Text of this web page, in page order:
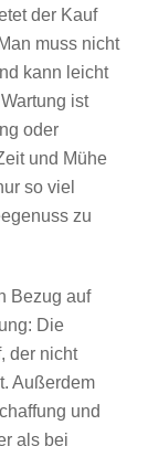
der Kauf
muss nicht
kann leicht
ist
oder
und Mühe
so viel
zu
Bezug auf
Die
der nicht
Außerdem
und
als bei